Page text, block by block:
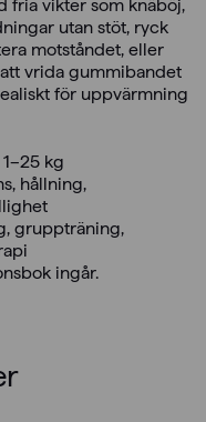
fria vikter som knäböj,
utan stöt, ryck
motståndet, eller
vrida gummibandet
för uppvärmning
kg
hållning,
gruppträning,
ingår.